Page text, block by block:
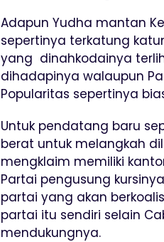
Adapun Yudha mantan
sepertinya terkatung
yang dinahkodainya
dihadapinya walaupun
Popularitas sepertinya
Untuk pendatang baru
berat untuk melangkah
mengklaim memiliki
Partai pengusung
partai yang akan
partai itu sendiri selain
mendukungnya.